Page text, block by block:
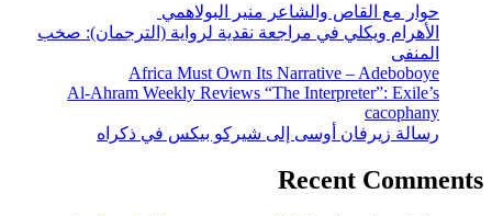
حوار مع القاص والشاعر منير البولاهمي
الأهرام ويكلي في مراجعة نقدية لرواية (الترجمان): صخب
المنفى
Africa Must Own Its Narrative – Adeboboye
Al-Ahram Weekly Reviews “The Interpreter”: Exile’s
cacophany
رسالة زيرفان أوسى إلى شيركو بيكس في ذكراه
Recent Comments